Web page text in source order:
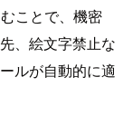
ことで、機密
、絵文字禁止な
ルが自動的に適